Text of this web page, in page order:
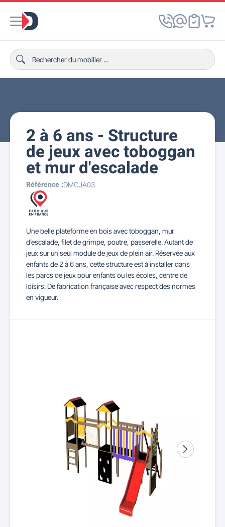
2 à 6 ans - Structure
de jeux avec toboggan
et mur d'escalade
Référence :DMCJA03
Une belle plateforme en bois avec toboggan, mur
d’escalade, filet de grimpe, poutre, passerelle. Autant de
jeux sur un seul module de jeux de plein air. Réservée aux
enfants de 2 à 6 ans, cette structure est à installer dans
les parcs de jeux pour enfants ou les écoles, centre de
loisirs. De fabrication française avec respect des normes
en vigueur.